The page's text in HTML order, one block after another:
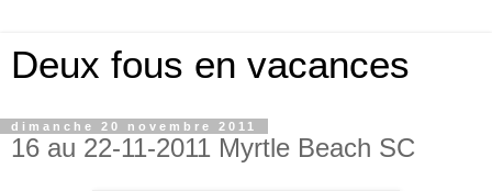
Deux fous en vacances
dimanche 20 novembre 2011
16 au 22-11-2011 Myrtle Beach SC